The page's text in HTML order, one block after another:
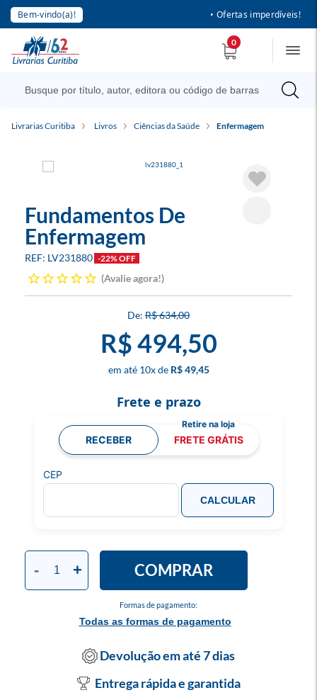
Bem-vindo(a)! • Ofertas imperdíveis!
0
Livrarias Curitiba Livros Ciências da Saúde Enfermagem
Fundamentos De
Enfermagem
LV231880 -22% OFF
Avalie agora!
R$ 634,00
R$ 494,50
10x R$ 49,45
Formas de pagamento:
Todas as formas de pagamento
- + COMPRAR
Frete e prazo
RECEBER FRETE GRÁTIS
CEP
CALCULAR
Devolução em até 7 dias
Entrega rápida e garantida